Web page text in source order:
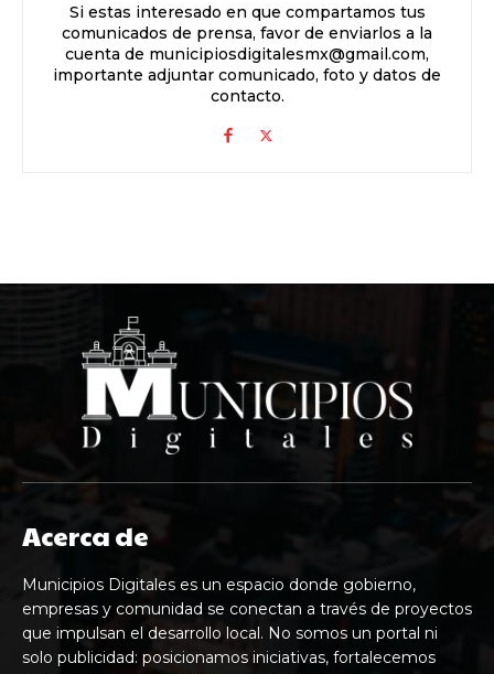
Si estas interesado en que compartamos tus
comunicados de prensa, favor de enviarlos a la
cuenta de municipiosdigitalesmx@gmail.com,
importante adjuntar comunicado, foto y datos de
contacto.
Acerca de
Municipios Digitales es un espacio donde gobierno,
empresas y comunidad se conectan a través de proyectos
que impulsan el desarrollo local. No somos un portal ni
solo publicidad: posicionamos iniciativas, fortalecemos